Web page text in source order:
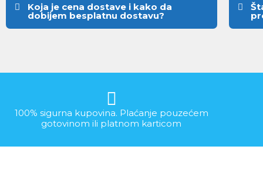
Koja je cena dostave i kako da
dobijem besplatnu dostavu?
100% sigurna kupovina. Plaćanje pouzećem
gotovinom ili platnom karticom